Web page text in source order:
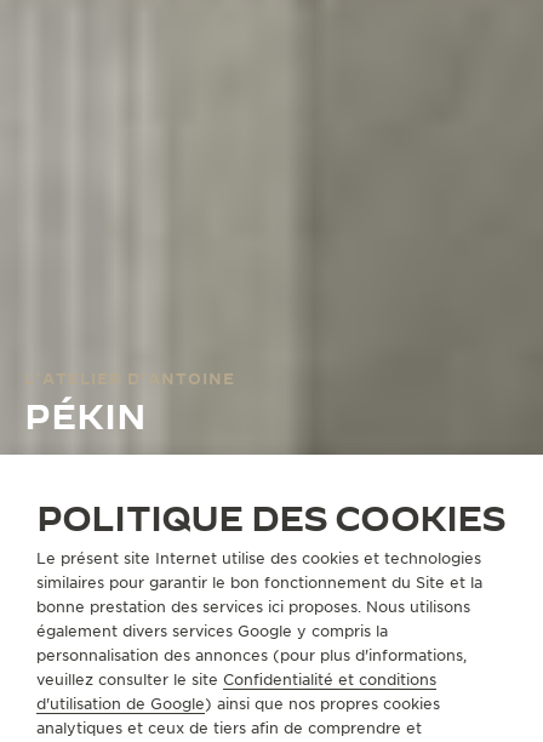
L’ATELIER D’ANTOINE
PÉKIN
INTRODUCTION
UNE IMMERSION INOUBLIABLE
DANS L’UNIVERS DE
L’HORLOGERIE
POLITIQUE DES COOKIES
Le présent site Internet utilise des cookies et technologies
similaires pour garantir le bon fonctionnement du Site et la
bonne prestation des services ici proposes. Nous utilisons
également divers services Google y compris la
personnalisation des annonces (pour plus d'informations,
veuillez consulter le site Confidentialité et conditions
d'utilisation de Google) ainsi que nos propres cookies
analytiques et ceux de tiers afin de comprendre et